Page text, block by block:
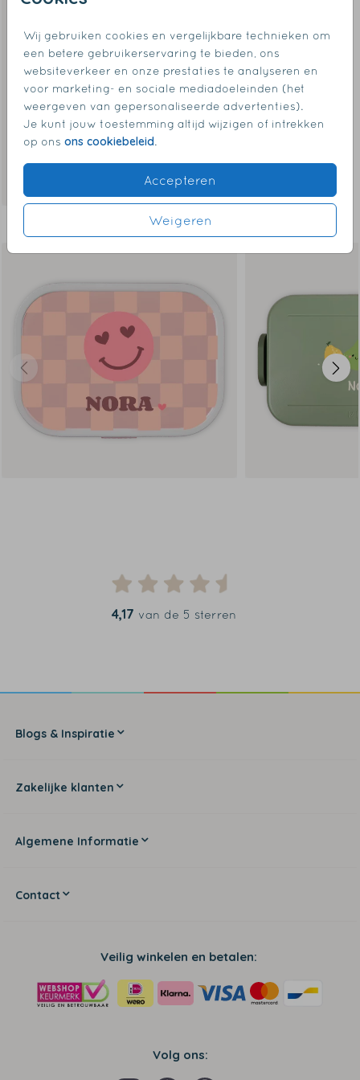
Wij gebruiken cookies en vergelijkbare technieken om
een betere gebruikerservaring te bieden, ons
websiteverkeer en onze prestaties te analyseren en
voor marketing- en sociale mediadoeleinden (het
weergeven van gepersonaliseerde advertenties).
Je kunt jouw toestemming altijd wijzigen of intrekken
op ons ons cookiebeleid.
Accepteren
Weigeren
Dit vind je misschien ook leuk
4,17 van de 5 sterren
Blogs & Inspiratie
Zakelijke klanten
Algemene Informatie
Contact
Veilig winkelen en betalen:
Volg ons: